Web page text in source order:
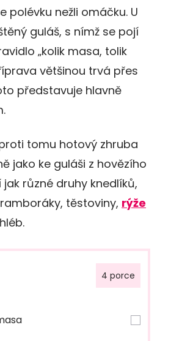
polévku nežli omáčku. U
guláš, s nímž se pojí
„kolik masa, tolik
většinou trvá přes
představuje hlavně
tomu hotový zhruba
jako ke guláši z hovězího
různé druhy knedlíků,
těstoviny, rýže
4 porce